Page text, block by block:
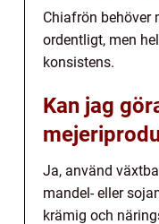
Chiafrön
ordentligt, men
konsistens.
Kan jag
Ja, använd
mandel- eller
krämig och